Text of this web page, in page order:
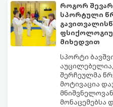
როგორ
სპორტული
მიხედვით
სპორტი
შერჩეულმა
მოტივაცია
მონაცემებსა